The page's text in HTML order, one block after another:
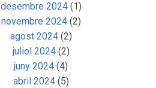
desembre 2024(1)
novembre 2024(2)
agost 2024(2)
juliol 2024(2)
juny 2024 (4)
abril 2024(5)